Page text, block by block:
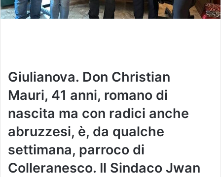
Giulianova. Don Christian
Mauri, 41 anni, romano di
nascita ma con radici anche
abruzzesi, è, da qualche
settimana, parroco di
Colleranesco. Il Sindaco Jwan